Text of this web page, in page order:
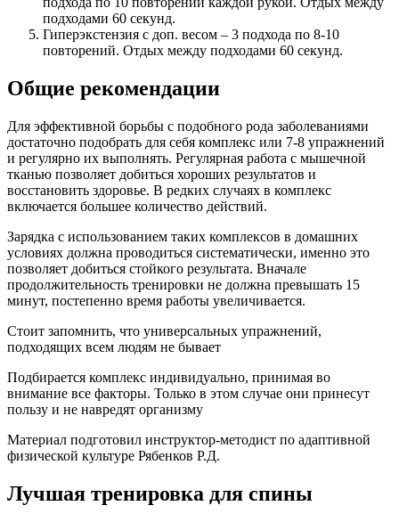
подходами 60 секунд.
Гиперэкстензия с доп. весом – 3 подхода по 8-10
повторений. Отдых между подходами 60 секунд.
Общие рекомендации
Для эффективной борьбы с подобного рода заболеваниями
достаточно подобрать для себя комплекс или 7-8 упражнений
и регулярно их выполнять. Регулярная работа с мышечной
тканью позволяет добиться хороших результатов и
восстановить здоровье. В редких случаях в комплекс
включается большее количество действий.
Зарядка с использованием таких комплексов в домашних
условиях должна проводиться систематически, именно это
позволяет добиться стойкого результата. Вначале
продолжительность тренировки не должна превышать 15
минут, постепенно время работы увеличивается.
Стоит запомнить, что универсальных упражнений,
подходящих всем людям не бывает
Подбирается комплекс индивидуально, принимая во
внимание все факторы. Только в этом случае они принесут
пользу и не навредят организму
Материал подготовил инструктор-методист по адаптивной
физической культуре Рябенков Р.Д.
Лучшая тренировка для спины